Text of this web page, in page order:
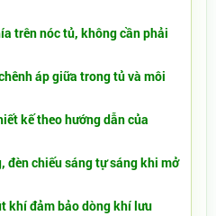
trên nóc tủ, không cần phải
áp giữa trong tủ và môi
kế theo hướng dẫn của
đèn chiếu sáng tự sáng khi mở
khí đảm bảo dòng khí lưu